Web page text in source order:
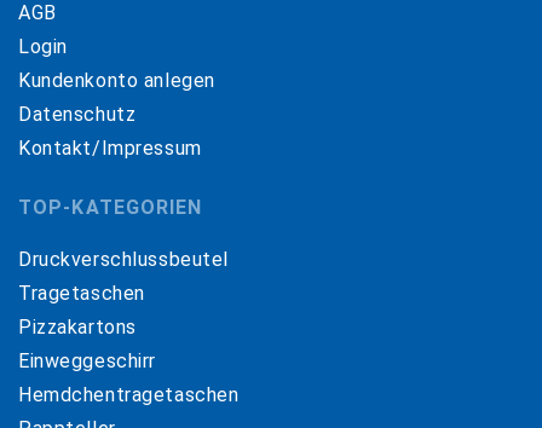
AGB
Login
Kundenkonto anlegen
Datenschutz
Kontakt/Impressum
TOP-KATEGORIEN
Druckverschlussbeutel
Tragetaschen
Pizzakartons
Einweggeschirr
Hemdchentragetaschen